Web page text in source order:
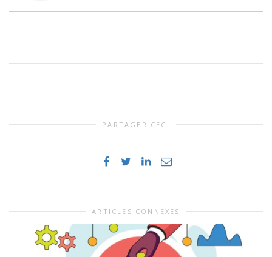
PARTAGER CECI
ARTICLES CONNEXES